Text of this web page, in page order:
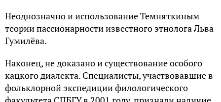
Неоднозначно и использование Темняткиным
теории пассионарности известного этнолога Льва
Гумилёва.
Наконец, не доказано и существование особого
кацкого диалекта. Специалисты, участвовавшие в
фольклорной экспедиции филологического